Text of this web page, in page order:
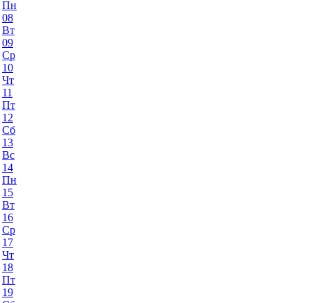
Пн
08
Вт
09
Ср
10
Чт
11
Пт
12
Сб
13
Вс
14
Пн
15
Вт
16
Ср
17
Чт
18
Пт
19